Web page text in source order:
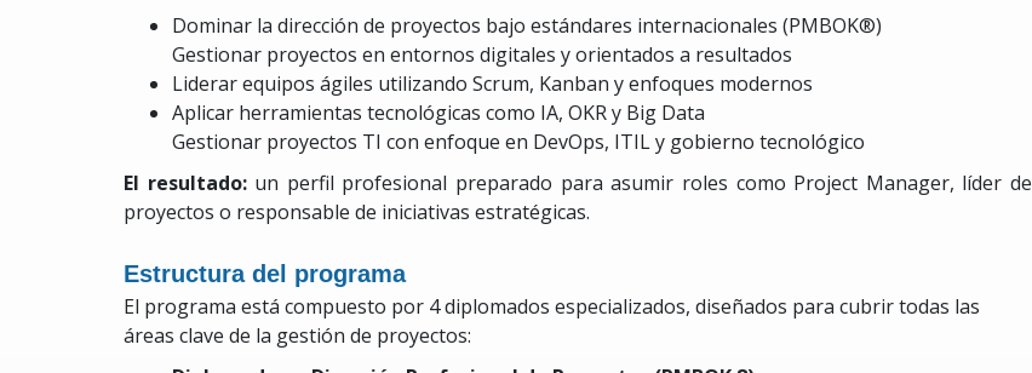
Dominar la dirección de proyectos bajo estándares internacionales (PMBOK®)
Gestionar proyectos en entornos digitales y orientados a resultados
Liderar equipos ágiles utilizando Scrum, Kanban y enfoques modernos
Aplicar herramientas tecnológicas como IA, OKR y Big Data
Gestionar proyectos TI con enfoque en DevOps, ITIL y gobierno tecnológico
El resultado:un perfil profesional preparado para asumir roles como Project Manager, líder de
proyectos o responsable de iniciativas estratégicas.
Estructura del programa
El programa está compuesto por 4 diplomados especializados, diseñados para cubrir todas las
áreas clave de la gestión de proyectos: